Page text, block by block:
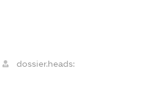
dossier.heads: